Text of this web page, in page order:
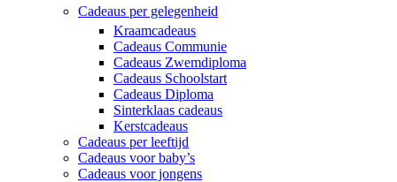
Cadeaus per gelegenheid
Kraamcadeaus
Cadeaus Communie
Cadeaus Zwemdiploma
Cadeaus Schoolstart
Cadeaus Diploma
Sinterklaas cadeaus
Kerstcadeaus
Cadeaus per leeftijd
Cadeaus voor baby’s
Cadeaus voor jongens